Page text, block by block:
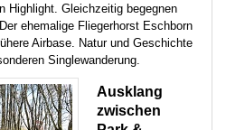
Highlight. Gleichzeitig begegnen
ehemalige Fliegerhorst Eschborn
Airbase. Natur und Geschichte
Singlewanderung.
Ausklang
zwischen